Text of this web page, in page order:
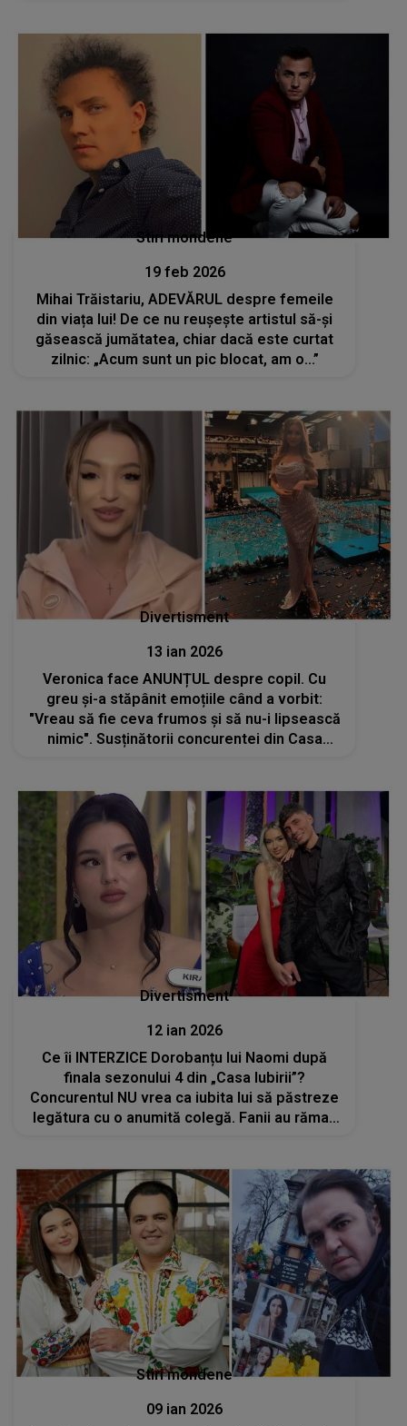
Stiri mondene
19 feb 2026
Mihai Trăistariu, ADEVĂRUL despre femeile
din viața lui! De ce nu reușește artistul să-și
găsească jumătatea, chiar dacă este curtat
zilnic: „Acum sunt un pic blocat, am o...”
Divertisment
13 ian 2026
Veronica face ANUNȚUL despre copil. Cu
greu și-a stăpânit emoțiile când a vorbit:
"Vreau să fie ceva frumos și să nu-i lipsească
nimic". Susținătorii concurentei din Casa
Divertisment
12 ian 2026
Ce îi INTERZICE Dorobanțu lui Naomi după
finala sezonului 4 din „Casa Iubirii”?
Concurentul NU vrea ca iubita lui să păstreze
legătura cu o anumită colegă. Fanii au rămas
Stiri mondene
09 ian 2026